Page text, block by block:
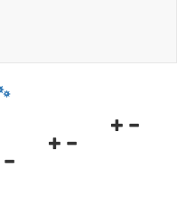
Navigationsmenü